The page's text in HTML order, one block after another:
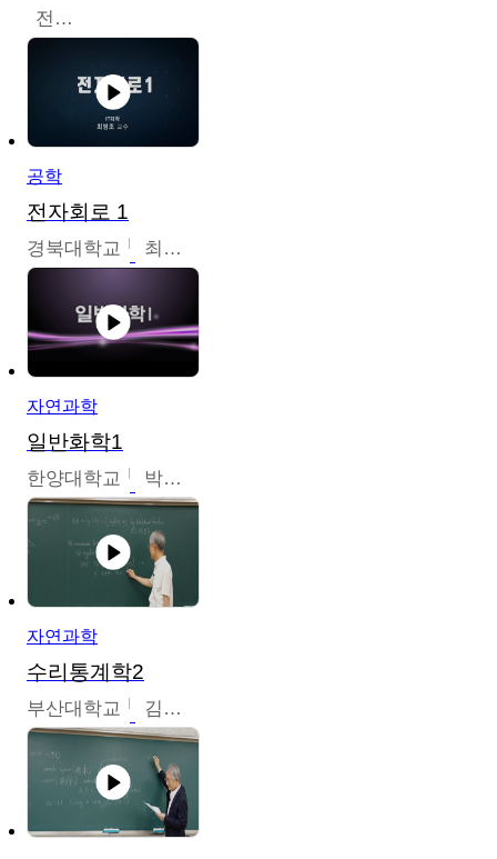
전병현
공학
전자회로 1
경북대학교 최병조
자연과학
일반화학1
한양대학교 박경호
자연과학
수리통계학2
부산대학교 김충락